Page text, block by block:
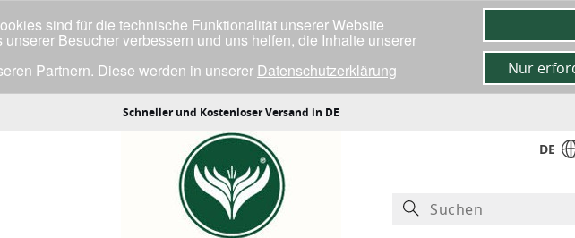
Schneller und Kostenloser Versand in DE
DE
sind für die technische Funktionalität unserer Website
Besucher verbessern und uns helfen, die Inhalte unserer
Partnern. Diese werden in unserer Datenschutzerklärung
aller Cookies einverstanden bist.
Nur